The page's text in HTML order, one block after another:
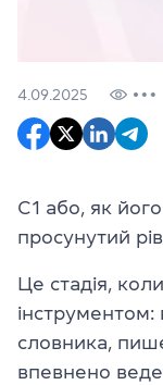
4.09.2025
C1 або, як
просунутий
Це стадія,
інструментом:
словника,
впевнено